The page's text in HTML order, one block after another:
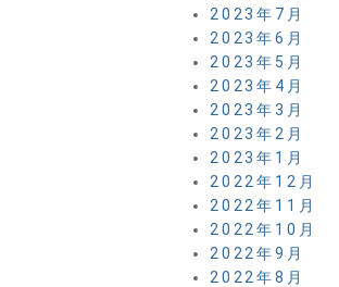
2023年7月
2023年6月
2023年5月
2023年4月
2023年3月
2023年2月
2023年1月
2022年12月
2022年11月
2022年10月
2022年9月
2022年8月